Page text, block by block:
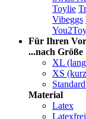
Toylie
Vibeggs
Für Ihren
...nach Größe
XL
XS
Material
Latex
Latexfrei